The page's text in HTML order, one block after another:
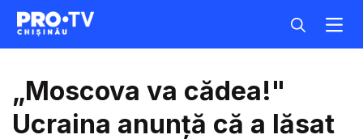
„Moscova va cădea!"
Ucraina anunță că a lăsat